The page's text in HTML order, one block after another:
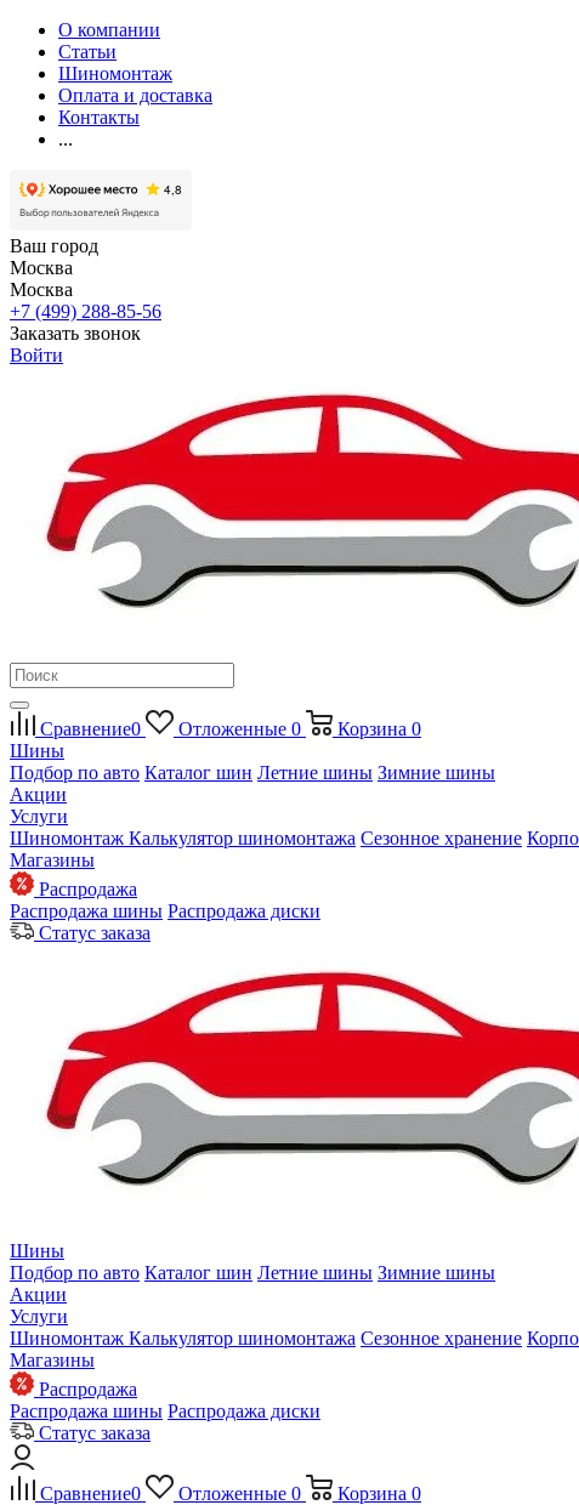
О компании
Статьи
Шиномонтаж
Оплата и доставка
Контакты
...
Ваш город
Москва
Москва
+7 (499) 288-85-56
Заказать звонок
Войти
Сравнение0 Отложенные 0 Корзина 0
Шины
Подбор по авто Каталог шин Летние шины Зимние шины
Акции
Услуги
Шиномонтаж Калькулятор шиномонтажа Сезонное хранение
Магазины
Распродажа
Распродажа шины Распродажа диски
Статус заказа
Шины
Подбор по авто Каталог шин Летние шины Зимние шины
Акции
Услуги
Шиномонтаж Калькулятор шиномонтажа Сезонное хранение
Магазины
Распродажа
Распродажа шины Распродажа диски
Статус заказа
Сравнение0 Отложенные 0 Корзина 0